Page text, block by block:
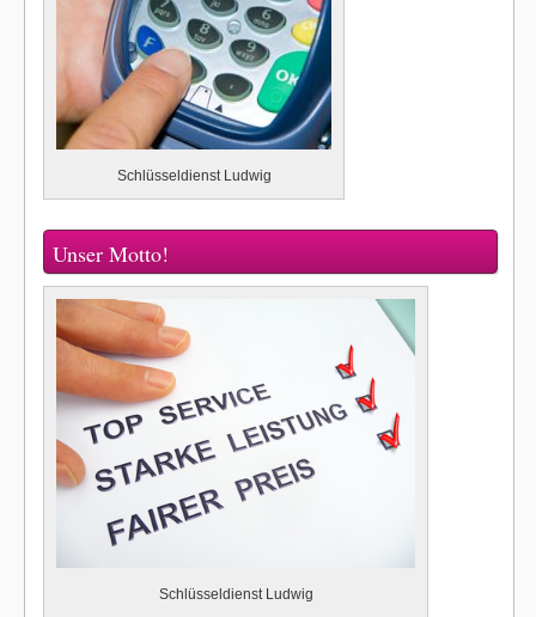
Schlüsseldienst Ludwig
Unser Motto!
Schlüsseldienst Ludwig